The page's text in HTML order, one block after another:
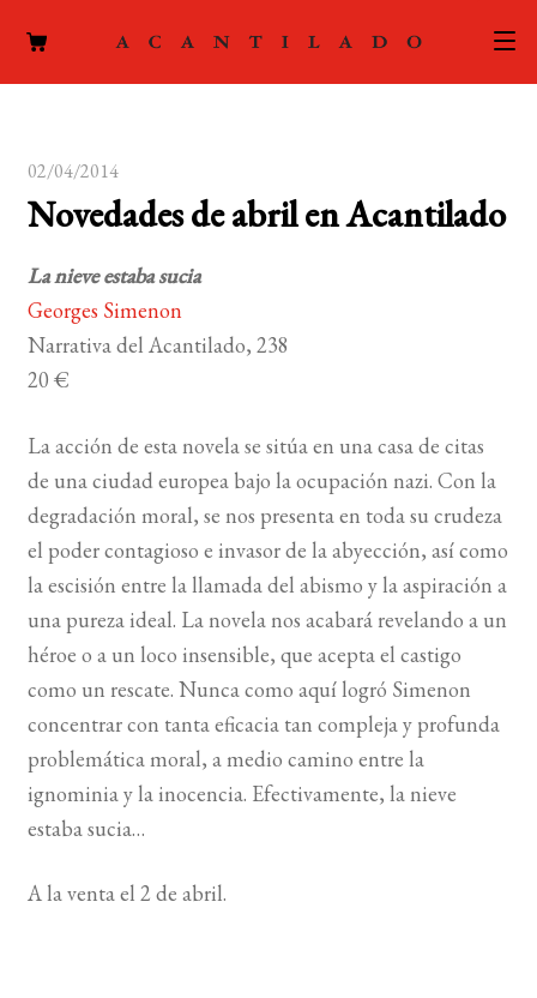
el
ACTUALIDAD
LA EDITORIAL
hijo
CONTACTO
MI CUENTA
BUSCAR
LISTA DE LIBROS
02/04/2014
Novedades de abril en Acantilado
La nieve estaba sucia
Georges Simenon
Narrativa del Acantilado, 238
20 €
La acción de esta novela se sitúa en una casa de citas
de una ciudad europea bajo la ocupación nazi. Con la
degradación moral, se nos presenta en toda su crudeza
el poder contagioso e invasor de la abyección, así como
la escisión entre la llamada del abismo y la aspiración a
una pureza ideal. La novela nos acabará revelando a un
héroe o a un loco insensible, que acepta el castigo
como un rescate. Nunca como aquí logró Simenon
concentrar con tanta eficacia tan compleja y profunda
problemática moral, a medio camino entre la
ignominia y la inocencia. Efectivamente, la nieve
estaba sucia…
A la venta el 2 de abril.